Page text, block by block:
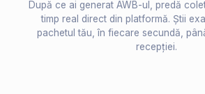
După ce ai generat AWB-ul, predă
timp real direct din platformă. Știi
pachetul tău, în fiecare secundă,
recepției.